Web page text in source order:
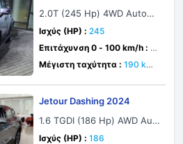
2.0T (245 Hp) 4WD Automa
tic
Ισχύς (HP) : 245
Επιτάχυνση 0 - 100 km/h : 8.
9 δευτ.
Μέγιστη ταχύτητα : 190 km/
Jetour Dashing 2024
1.6 TGDI (186 Hp) AWD Aut
omatic
Ισχύς (HP) : 186